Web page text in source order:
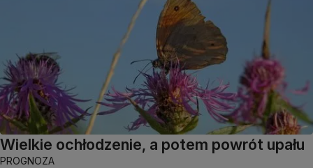
Wielkie ochłodzenie, a potem powrót upału
PROGNOZA